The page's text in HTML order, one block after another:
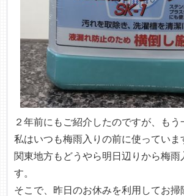
２年前にもご紹介したのですが、もう
私はいつも梅雨入りの前に使っていま
関東地方もどうやら明日辺りから梅雨
す。
そこで、昨日のお休みを利用してお掃